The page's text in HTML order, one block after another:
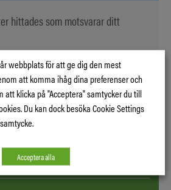
hittades som motsvarar ditt
webbplats för att ge dig den mest
att komma ihåg dina preferenser och
att klicka på "Acceptera" samtycker du till
Du kan dock besöka Cookie Settings
Acceptera alla